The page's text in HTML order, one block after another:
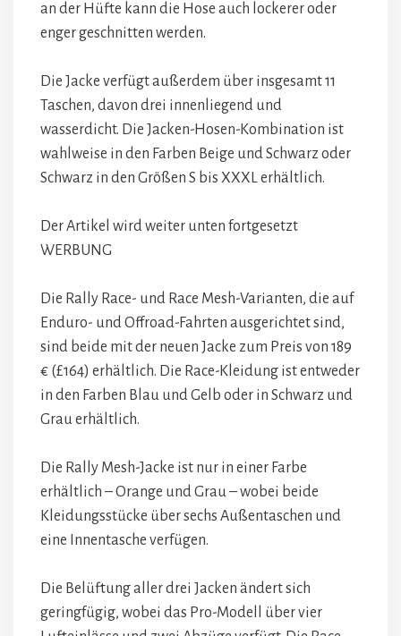
an der Hüfte kann die Hose auch lockerer oder
enger geschnitten werden.
Die Jacke verfügt außerdem über insgesamt 11
Taschen, davon drei innenliegend und
wasserdicht. Die Jacken-Hosen-Kombination ist
wahlweise in den Farben Beige und Schwarz oder
Schwarz in den Größen S bis XXXL erhältlich.
Der Artikel wird weiter unten fortgesetzt
WERBUNG
Die Rally Race- und Race Mesh-Varianten, die auf
Enduro- und Offroad-Fahrten ausgerichtet sind,
sind beide mit der neuen Jacke zum Preis von 189
€ (£164) erhältlich. Die Race-Kleidung ist entweder
in den Farben Blau und Gelb oder in Schwarz und
Grau erhältlich.
Die Rally Mesh-Jacke ist nur in einer Farbe
erhältlich – Orange und Grau – wobei beide
Kleidungsstücke über sechs Außentaschen und
eine Innentasche verfügen.
Die Belüftung aller drei Jacken ändert sich
geringfügig, wobei das Pro-Modell über vier